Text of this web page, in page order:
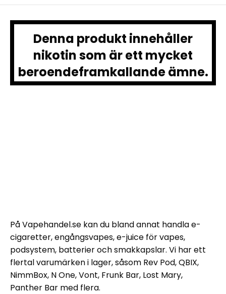
Denna produkt innehåller
nikotin som är ett mycket
beroendeframkallande ämne.
På Vapehandel.se kan du bland annat handla e-
cigaretter, engångsvapes, e-juice för vapes,
podsystem, batterier och smakkapslar. Vi har ett
flertal varumärken i lager, såsom Rev Pod, QBIX,
NimmBox, N One, Vont, Frunk Bar, Lost Mary,
Panther Bar med flera.